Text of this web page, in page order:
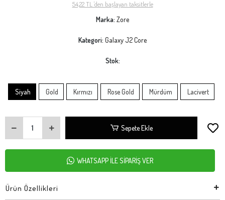
54,22 TL 'den başlayan taksitlerle
Marka: Zore
Kategori: Galaxy J2 Core
Stok:
Siyah Gold Kırmızı Rose Gold Mürdüm Lacivert
Sepete Ekle
WHATSAPP İLE SİPARİŞ VER
Ürün Özellikleri